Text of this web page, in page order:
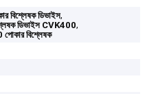
বিশ্লেষক ডিভাইস,
ডিভাইস CVK400,
বিশ্লেষক